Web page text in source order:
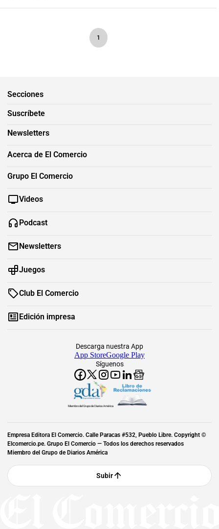
1
Secciones
Suscríbete
Newsletters
Acerca de El Comercio
Grupo El Comercio
Videos
Podcast
Newsletters
Juegos
Club El Comercio
Edición impresa
Síguenos
Descarga nuestra App
App StoreGoogle Play
Miembro del Grupo de Diarios América
Empresa Editora El Comercio. Calle Paracas #532, Pueblo Libre. Copyright ©
Elcomercio.pe. Grupo El Comercio — Todos los derechos reservados
Miembro del Grupo de Diarios América
Subir